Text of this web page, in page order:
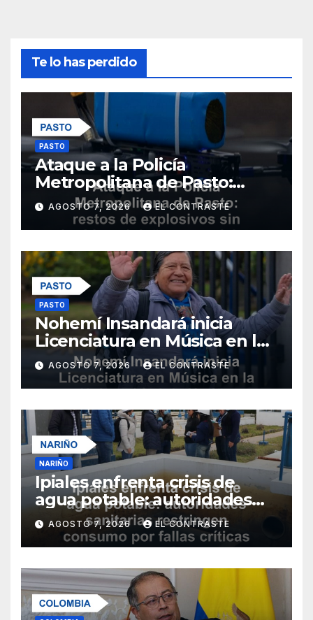
Te lo has perdido
PASTO
Ataque a la Policía
Metropolitana de Pasto:
restos de explosivos sin
heridos ni daños materiales
AGOSTO 7, 2026 EL CONTRASTE
PASTO
Nohemí Insandará inicia
Licenciatura en Música en la
Universidad de Nariño
AGOSTO 7, 2026 EL CONTRASTE
NARIÑO
Ipiales enfrenta crisis de
agua potable: autoridades
sanitarias restringen
consumo por fallas críticas
en tratamiento
AGOSTO 7, 2026 EL CONTRASTE